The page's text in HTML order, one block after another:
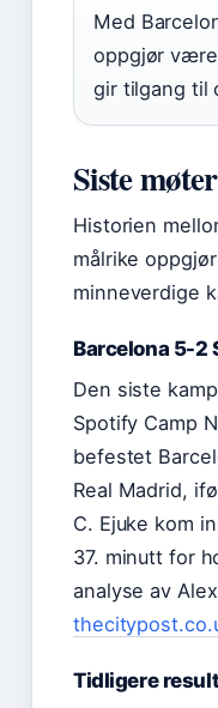
Med
oppgjør
gir tilgang til
Siste
Historien
målrike
minneverdige
Barcelona 5-2
Den siste
Spotify Camp
befestet
Real Madrid,
C. Ejuke kom
37. minutt for
analyse av
Tidligere